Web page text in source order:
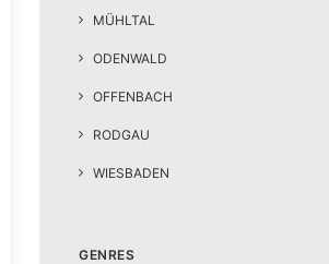
MÜHLTAL
ODENWALD
OFFENBACH
RODGAU
WIESBADEN
GENRES